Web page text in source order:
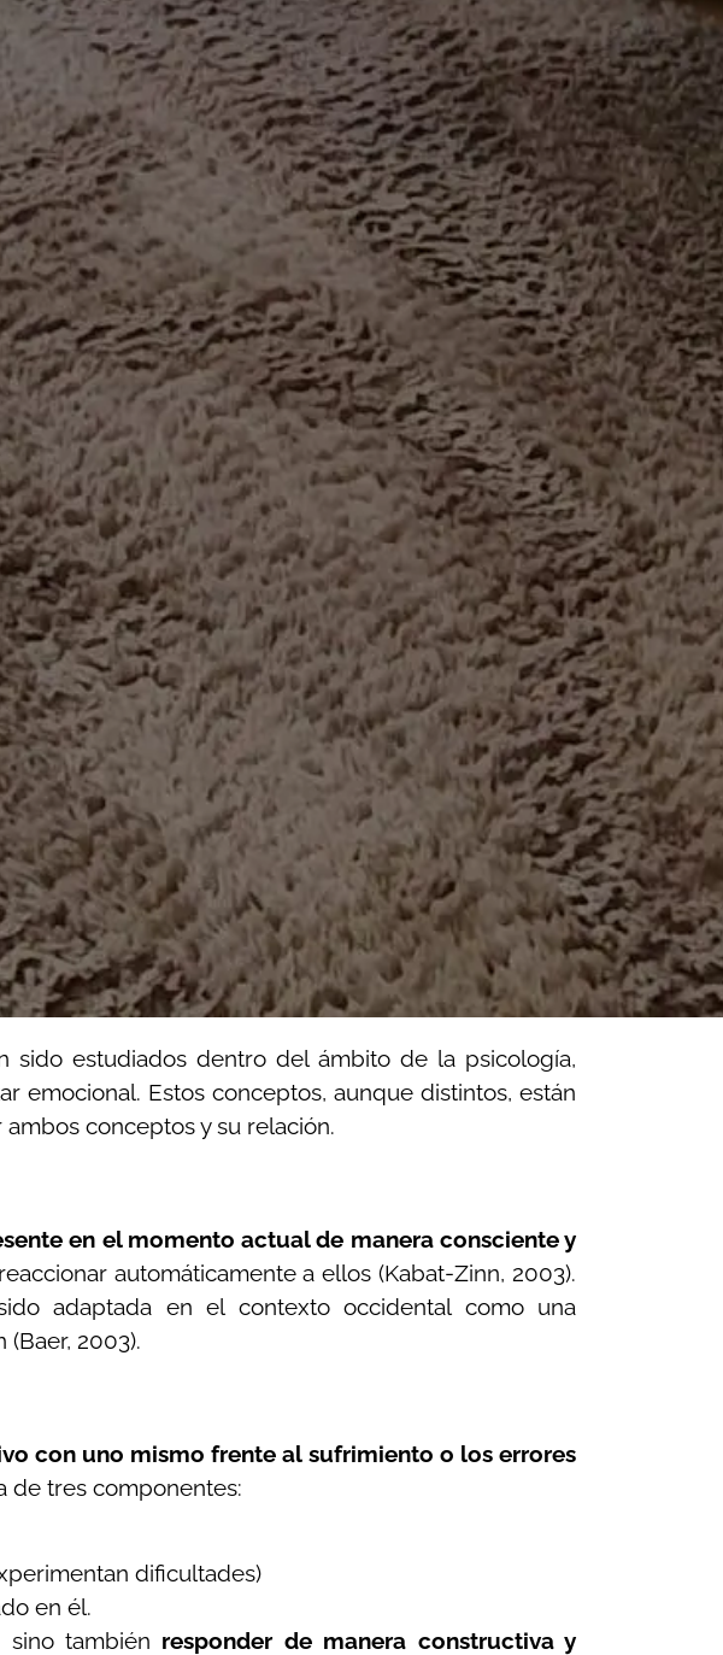
sido estudiados dentro del ámbito de la psicología,
emocional. Estos conceptos, aunque distintos, están
conceptos y su relación.
en el momento actual de manera consciente y
automáticamente a ellos (Kabat-Zinn, 2003).
adaptada en el contexto occidental como una
2003).
con uno mismo frente al sufrimiento o los errores
de tres componentes:
dificultades)
en él.
también responder de manera constructiva y